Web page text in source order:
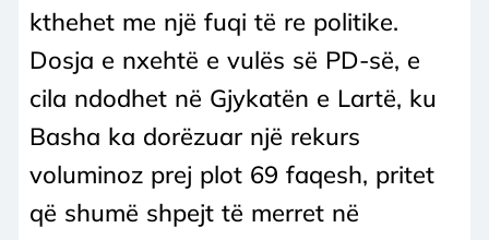
kthehet me një fuqi të re politike.
Dosja e nxehtë e vulës së PD-së, e
cila ndodhet në Gjykatën e Lartë, ku
Basha ka dorëzuar një rekurs
voluminoz prej plot 69 faqesh, pritet
që shumë shpejt të merret në